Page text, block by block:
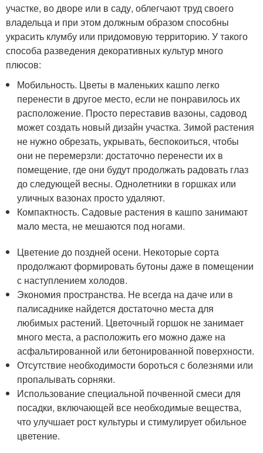
участке, во дворе или в саду, облегчают труд своего
владельца и при этом должным образом способны
украсить клумбу или придомовую территорию. У такого
способа разведения декоративных культур много
плюсов:
Мобильность. Цветы в маленьких кашпо легко
перенести в другое место, если не понравилось их
расположение. Просто переставив вазоны, садовод
может создать новый дизайн участка. Зимой растения
не нужно обрезать, укрывать, беспокоиться, чтобы
они не перемерзли: достаточно перенести их в
помещение, где они будут продолжать радовать глаз
до следующей весны. Однолетники в горшках или
уличных вазонах просто удаляют.
Компактность. Садовые растения в кашпо занимают
мало места, не мешаются под ногами.
Цветение до поздней осени. Некоторые сорта
продолжают формировать бутоны даже в помещении
с наступлением холодов.
Экономия пространства. Не всегда на даче или в
палисаднике найдется достаточно места для
любимых растений. Цветочный горшок не занимает
много места, а расположить его можно даже на
асфальтированной или бетонированной поверхности.
Отсутствие необходимости бороться с болезнями или
пропалывать сорняки.
Использование специальной почвенной смеси для
посадки, включающей все необходимые вещества,
что улучшает рост культуры и стимулирует обильное
цветение.